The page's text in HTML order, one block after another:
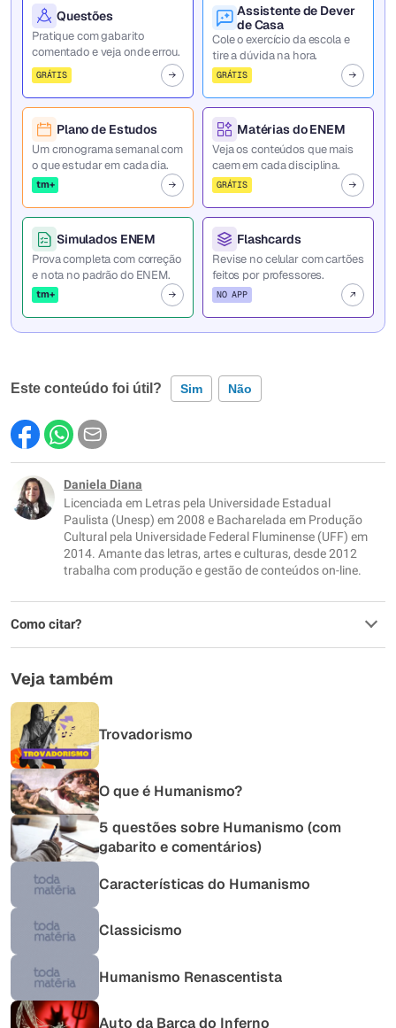
Questões
Pratique com gabarito
comentado e veja onde errou.
GRÁTIS
Assistente de Dever
de Casa
Cole o exercício da escola e
tire a dúvida na hora.
GRÁTIS
Plano de Estudos
Um cronograma semanal com
o que estudar em cada dia.
tm+
Matérias do ENEM
Veja os conteúdos que mais
caem em cada disciplina.
GRÁTIS
Simulados ENEM
Prova completa com correção
e nota no padrão do ENEM.
tm+
Flashcards
Revise no celular com cartões
feitos por professores.
NO APP
Este conteúdo foi útil? Sim Não
Este conteúdo contém informação incorreta
Este conteúdo não tem a informação que procuro
Outro
Daniela Diana
Licenciada em Letras pela Universidade Estadual
Paulista (Unesp) em 2008 e Bacharelada em Produção
Cultural pela Universidade Federal Fluminense (UFF) em
2014. Amante das letras, artes e culturas, desde 2012
trabalha com produção e gestão de conteúdos on-line.
Como citar?
Veja também
Trovadorismo
O que é Humanismo?
5 questões sobre Humanismo (com
gabarito e comentários)
Características do Humanismo
Classicismo
Humanismo Renascentista
Auto da Barca do Inferno